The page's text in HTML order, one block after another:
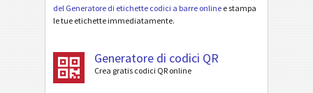
del Generatore di etichette codici a barre online e stampa
le tue etichette immediatamente.
Generatore di codici QR
Crea gratis codici QR online